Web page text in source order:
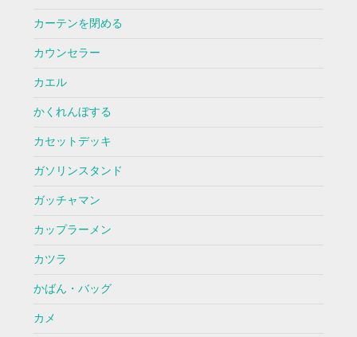
カーテンを閉める
カウンセラー
カエル
かくれんぼする
カセットデッキ
ガソリンスタンド
ガッチャマン
カップラーメン
カツラ
かばん・バッグ
カメ